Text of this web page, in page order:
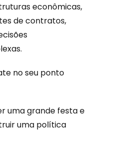
econômicas,
de contratos,
no seu ponto
uma grande festa e
uma política